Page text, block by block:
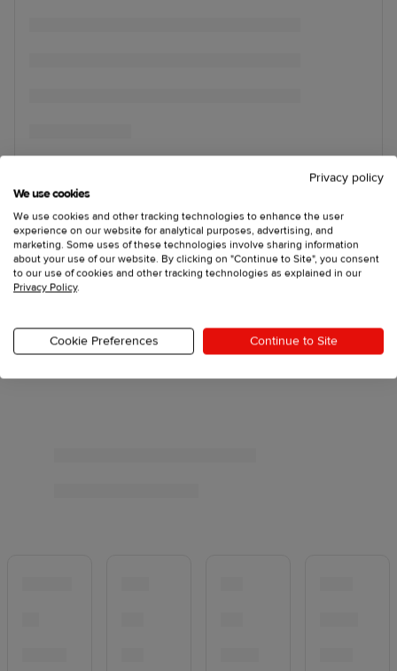
Privacy policy
We use cookies
We use cookies and other tracking technologies to enhance the user
experience on our website for analytical purposes, advertising, and
marketing. Some uses of these technologies involve sharing information
about your use of our website. By clicking on "Continue to Site", you consent
to our use of cookies and other tracking technologies as explained in our
Privacy Policy.
Cookie Preferences Continue to Site